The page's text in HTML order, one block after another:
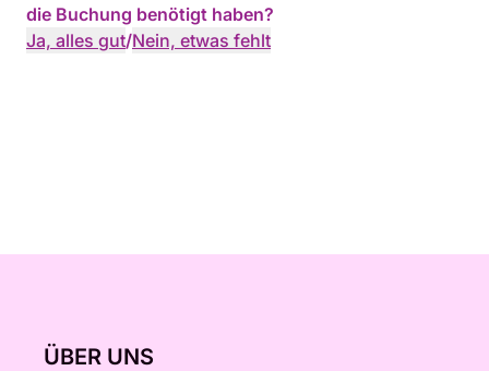
die Buchung benötigt haben?
Ja, alles gut/Nein, etwas fehlt
ÜBER UNS